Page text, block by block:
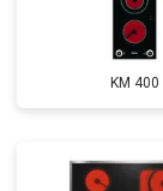
KM 400